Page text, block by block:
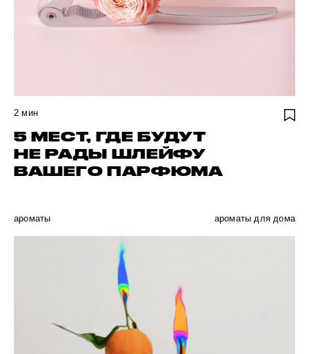
2 мин
5 МЕСТ, ГДЕ БУДУТ
НЕ РАДЫ ШЛЕЙФУ
ВАШЕГО ПАРФЮМА
ароматы ароматы для дома